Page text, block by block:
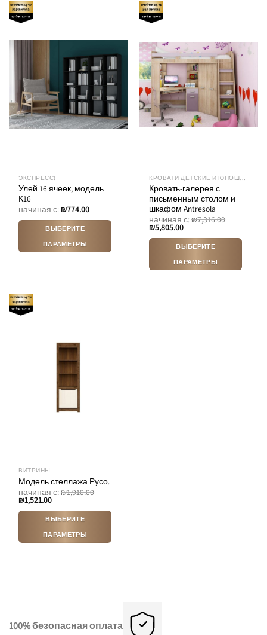
ЭКСПРЕСС!
Улей 16 ячеек, модель
К16
начиная с: ₪774.00
ВЫБЕРИТЕ
ПАРАМЕТРЫ
несколько
вариаций.
КРОВАТИ ДЕТСКИЕ И ЮНОШЕСКИЕ
Кровать-галерея с
письменным столом и
шкафом Antresola
начиная с:₪7,316.00
₪5,805.00
ВЫБЕРИТЕ
ПАРАМЕТРЫ
ВИТРИНЫ
Модель стеллажа Русо.
начиная с:₪1,910.00
₪1,521.00
ВЫБЕРИТЕ
ПАРАМЕТРЫ
можно
100% безопасная оплата